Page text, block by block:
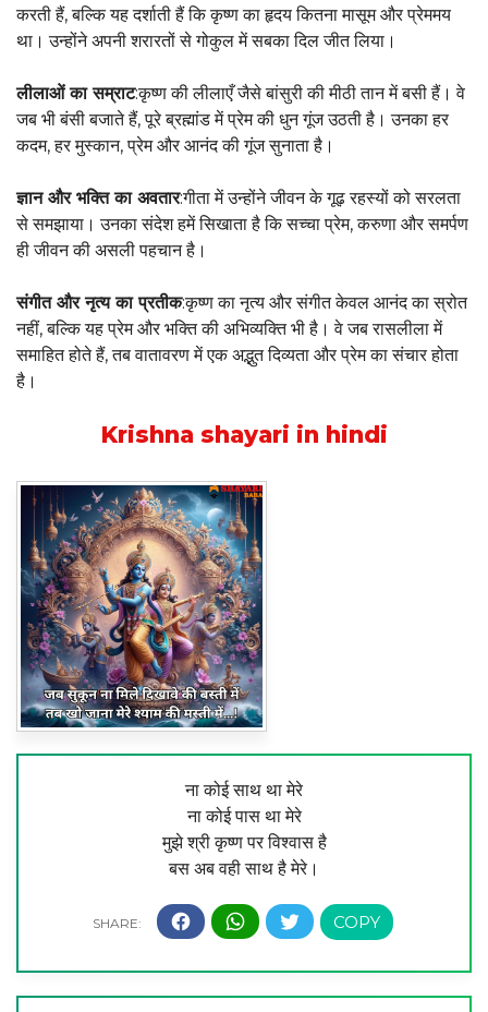
करती हैं, बल्कि यह दर्शाती हैं कि कृष्ण का हृदय कितना मासूम और प्रेममय
था। उन्होंने अपनी शरारतों से गोकुल में सबका दिल जीत लिया।
लीलाओं का सम्राट:कृष्ण की लीलाएँ जैसे बांसुरी की मीठी तान में बसी हैं। वे
जब भी बंसी बजाते हैं, पूरे ब्रह्मांड में प्रेम की धुन गूंज उठती है। उनका हर
कदम, हर मुस्कान, प्रेम और आनंद की गूंज सुनाता है।
ज्ञान और भक्ति का अवतार:गीता में उन्होंने जीवन के गूढ़ रहस्यों को सरलता
से समझाया। उनका संदेश हमें सिखाता है कि सच्चा प्रेम, करुणा और समर्पण
ही जीवन की असली पहचान है।
संगीत और नृत्य का प्रतीक:कृष्ण का नृत्य और संगीत केवल आनंद का स्रोत
नहीं, बल्कि यह प्रेम और भक्ति की अभिव्यक्ति भी है। वे जब रासलीला में
समाहित होते हैं, तब वातावरण में एक अद्भुत दिव्यता और प्रेम का संचार होता
है।
Krishna shayari in hindi
ना कोई साथ था मेरे
ना कोई पास था मेरे
मुझे श्री कृष्ण पर विश्वास है
बस अब वही साथ है मेरे।